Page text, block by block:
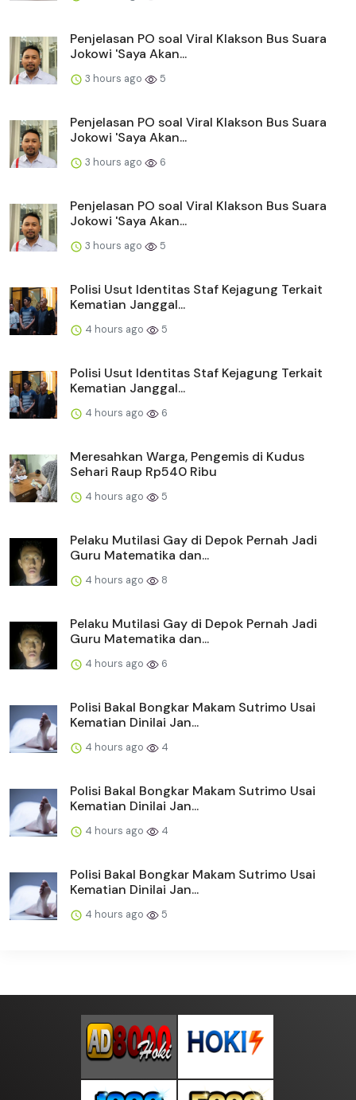
Penjelasan PO soal Viral Klakson Bus Suara
Jokowi 'Saya Akan...
3 hours ago 5
Penjelasan PO soal Viral Klakson Bus Suara
Jokowi 'Saya Akan...
3 hours ago 6
Penjelasan PO soal Viral Klakson Bus Suara
Jokowi 'Saya Akan...
3 hours ago 5
Polisi Usut Identitas Staf Kejagung Terkait
Kematian Janggal...
4 hours ago 5
Polisi Usut Identitas Staf Kejagung Terkait
Kematian Janggal...
4 hours ago 6
Meresahkan Warga, Pengemis di Kudus
Sehari Raup Rp540 Ribu
4 hours ago 5
Pelaku Mutilasi Gay di Depok Pernah Jadi
Guru Matematika dan...
4 hours ago 8
Pelaku Mutilasi Gay di Depok Pernah Jadi
Guru Matematika dan...
4 hours ago 6
Polisi Bakal Bongkar Makam Sutrimo Usai
Kematian Dinilai Jan...
4 hours ago 4
Polisi Bakal Bongkar Makam Sutrimo Usai
Kematian Dinilai Jan...
4 hours ago 4
Polisi Bakal Bongkar Makam Sutrimo Usai
Kematian Dinilai Jan...
4 hours ago 5